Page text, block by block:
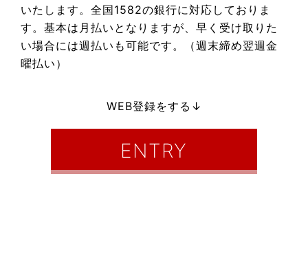
いたします。全国1582の銀行に対応しておりま
す。基本は月払いとなりますが、早く受け取りた
い場合には週払いも可能です。（週末締め翌週金
曜払い）
WEB登録をする↓
ENTRY